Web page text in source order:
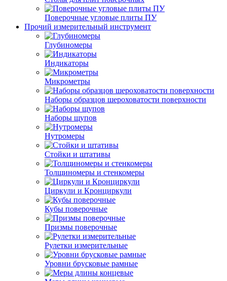
Поверочные угловые плиты ПУ
Прочий измерительный инструмент
Глубиномеры
Индикаторы
Микрометры
Наборы образцов шероховатости поверхности
Наборы щупов
Нутромеры
Стойки и штативы
Толщиномеры и стенкомеры
Циркули и Кронциркули
Кубы поверочные
Призмы поверочные
Рулетки измерительные
Уровни брусковые рамные